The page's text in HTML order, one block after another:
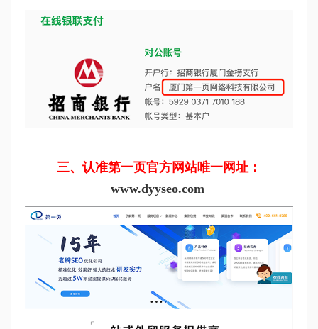
三、认准第一页官方网站唯一网址：
www.dyyseo.com